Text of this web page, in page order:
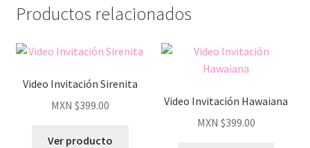
Productos relacionados
Video Invitación Sirenita
MXN $399.00
Ver producto
Video Invitación Hawaiana
MXN $399.00